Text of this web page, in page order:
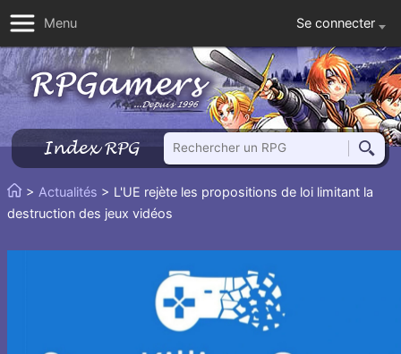
Menu Se connecter
Index RPG
Rechercher un RPG
Vous
êtes
> Actualités > L'UE rejète les propositions de loi limitant la
destruction des jeux vidéos